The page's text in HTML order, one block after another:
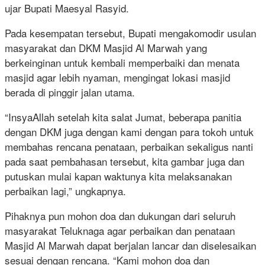
ujar Bupati Maesyal Rasyid.
Pada kesempatan tersebut, Bupati mengakomodir usulan
masyarakat dan DKM Masjid Al Marwah yang
berkeinginan untuk kembali memperbaiki dan menata
masjid agar lebih nyaman, mengingat lokasi masjid
berada di pinggir jalan utama.
“InsyaAllah setelah kita salat Jumat, beberapa panitia
dengan DKM juga dengan kami dengan para tokoh untuk
membahas rencana penataan, perbaikan sekaligus nanti
pada saat pembahasan tersebut, kita gambar juga dan
putuskan mulai kapan waktunya kita melaksanakan
perbaikan lagi,” ungkapnya.
Pihaknya pun mohon doa dan dukungan dari seluruh
masyarakat Teluknaga agar perbaikan dan penataan
Masjid Al Marwah dapat berjalan lancar dan diselesaikan
sesuai dengan rencana. “Kami mohon doa dan